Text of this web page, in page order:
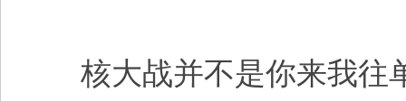
核大战并不是你来我往单